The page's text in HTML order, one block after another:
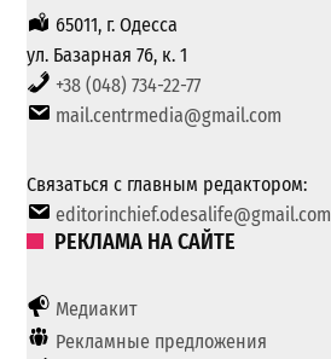
65011, г. Одесса
ул. Базарная 76, к. 1
+38 (048) 734-22-77
mail.centrmedia@gmail.com
Связаться с главным редактором:
editorinchief.odesalife@gmail.com
РЕКЛАМА НА САЙТЕ
Медиакит
Рекламные предложения